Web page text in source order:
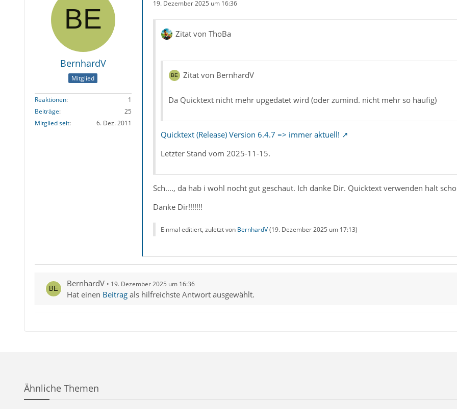
BernhardV
Mitglied
Reaktionen
1
Beiträge
25
Mitglied seit
6. Dez. 2011
19. Dezember 2025 um 16:36
Zitat von ThoBa
Zitat von BernhardV
Da Quicktext nicht mehr upgedatet wird (oder zumind. nicht mehr so häufig)
Quicktext (Release) Version 6.4.7 => immer aktuell!
Letzter Stand vom 2025-11-15.
Sch...., da hab i wohl nocht gut geschaut. Ich danke Dir. Quicktext verwenden halt
Danke Dir!!!!!!!
Einmal editiert, zuletzt von BernhardV(19. Dezember 2025 um 17:13)
BernhardV 19. Dezember 2025 um 16:36
Hat einen Beitragals hilfreichste Antwort ausgewählt.
Ähnliche Themen